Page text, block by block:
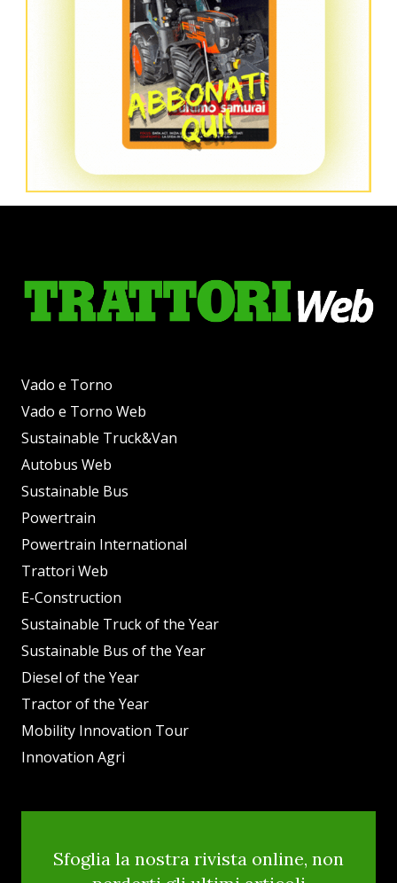
Vado e Torno
Vado e Torno Web
Sustainable Truck&Van
Autobus Web
Sustainable Bus
Powertrain
Powertrain International
Trattori Web
E-Construction
Sustainable Truck of the Year
Sustainable Bus of the Year
Diesel of the Year
Tractor of the Year
Mobility Innovation Tour
Innovation Agri
Sfoglia la nostra rivista online, non